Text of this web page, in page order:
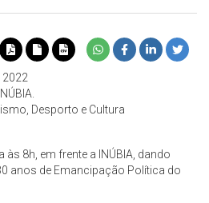
2022
Desporto e Cultura
8h, em frente a INÚBIA, dando
anos de Emancipação Política do